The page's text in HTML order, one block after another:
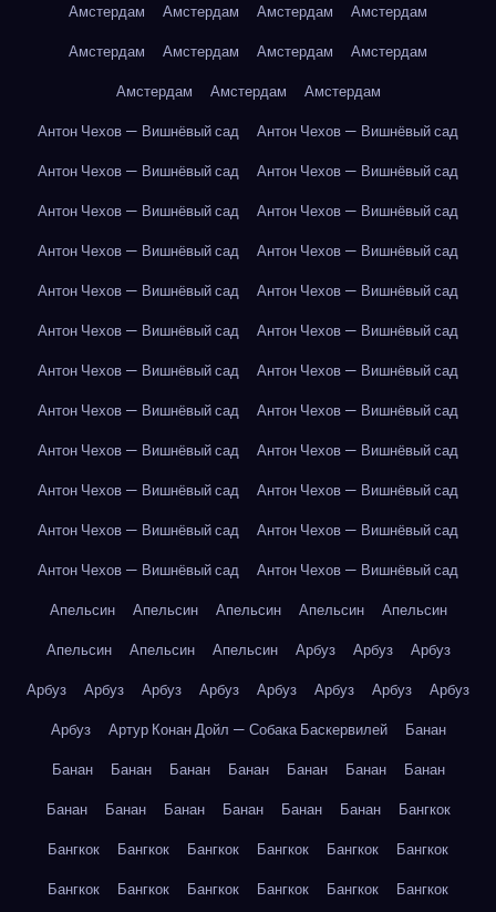
Амстердам
Амстердам Амстердам
Амстердам
Амстердам
Амстердам Амстердам
Амстердам
Амстердам
Амстердам
Амстердам
Антон Чехов — Вишнёвый сад
Антон Чехов — Вишнёвый сад
Антон Чехов — Вишнёвый сад
Антон Чехов — Вишнёвый сад
Антон Чехов — Вишнёвый сад
Антон Чехов — Вишнёвый сад
Антон Чехов — Вишнёвый сад
Антон Чехов — Вишнёвый сад
Антон Чехов — Вишнёвый сад
Антон Чехов — Вишнёвый сад
Антон Чехов — Вишнёвый сад
Антон Чехов — Вишнёвый сад
Антон Чехов — Вишнёвый сад
Антон Чехов — Вишнёвый сад
Антон Чехов — Вишнёвый сад
Антон Чехов — Вишнёвый сад
Антон Чехов — Вишнёвый сад
Антон Чехов — Вишнёвый сад
Антон Чехов — Вишнёвый сад
Антон Чехов — Вишнёвый сад
Антон Чехов — Вишнёвый сад
Антон Чехов — Вишнёвый сад
Антон Чехов — Вишнёвый сад
Антон Чехов — Вишнёвый сад
Апельсин
Апельсин Апельсин Апельсин
Апельсин
Апельсин
Апельсин Апельсин Арбуз Арбуз
Арбуз
Арбуз
Арбуз Арбуз Арбуз Арбуз Арбуз Арбуз
Арбуз
Арбуз
Артур Конан Дойл — Собака Баскервилей
Банан
Банан
Банан Банан Банан Банан Банан
Банан
Банан
Банан Банан Банан Банан Банан
Бангкок
Бангкок
Бангкок Бангкок Бангкок Бангкок
Бангкок
Бангкок
Бангкок Бангкок Бангкок Бангкок Бангкок